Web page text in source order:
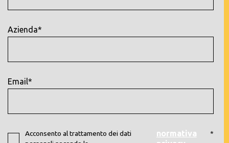
Azienda*
Email*
Acconsento al trattamento dei dati
normativa
*